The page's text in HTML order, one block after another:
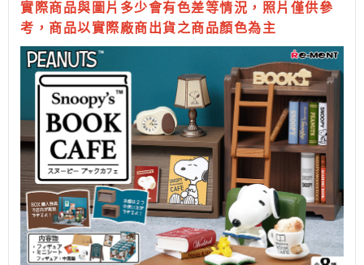
實際商品與圖片多少會有色差等情況，照片僅供參
考，商品以實際廠商出貨之商品顏色為主